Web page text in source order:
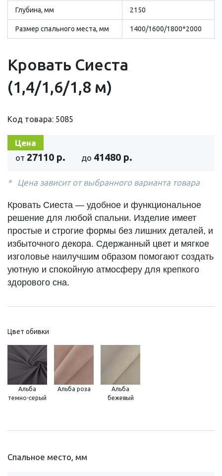
Глубина, мм 2150
Размер cпального места, мм 1400/1600/1800*2000
Кровать Сиеста
(1,4/1,6/1,8 м)
Код товара: 5085
Цена
от 27110 р. до 41480 р.
Цена зависит от выбранного варианта товара
Кровать Сиеста — удобное и функциональное
решение для любой спальни. Изделие имеет
простые и строгие формы без лишних деталей, и
избыточного декора. Сдержанный цвет и мягкое
изголовье наилучшим образом помогают создать
уютную и спокойную атмосферу для крепкого
здорового сна.
Цвет обивки
Альба
темно-серый
Альба роза
Альба
бежевый
Спальное место, мм